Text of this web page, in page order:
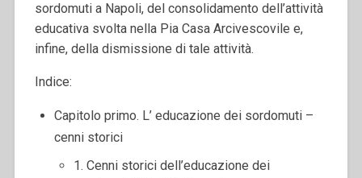
sordomuti a Napoli, del consolidamento dell’attività
educativa svolta nella Pia Casa Arcivescovile e,
infine, della dismissione di tale attività.
Indice:
Capitolo primo. L’ educazione dei sordomuti –
cenni storici
1. Cenni storici dell’educazione dei